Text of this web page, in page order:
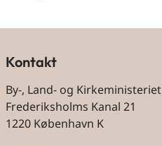
Kontakt
By-, Land- og Kirkeministeriet
Frederiksholms Kanal 21
1220 København K